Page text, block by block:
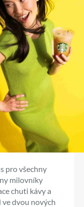
pro všechny
milovníky
chuti kávy a
dvou nových